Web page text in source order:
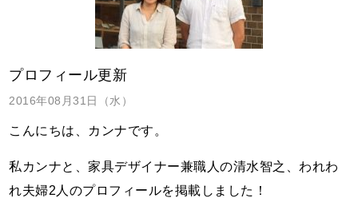
プロフィール更新
2016年08月31日（水）
こんにちは、カンナです。
私カンナと、家具デザイナー兼職人の清水智之、われわ
れ夫婦2人のプロフィールを掲載しました！